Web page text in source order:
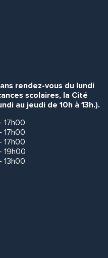
rendez-vous du lundi
scolaires, la Cité
au jeudi de 10h à 13h.).
17h00
17h00
17h00
19h00
13h00